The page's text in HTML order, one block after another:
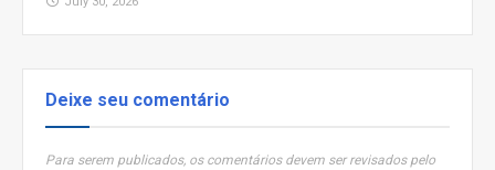
Deixe seu comentário
Para serem publicados, os comentários devem ser revisados pelo